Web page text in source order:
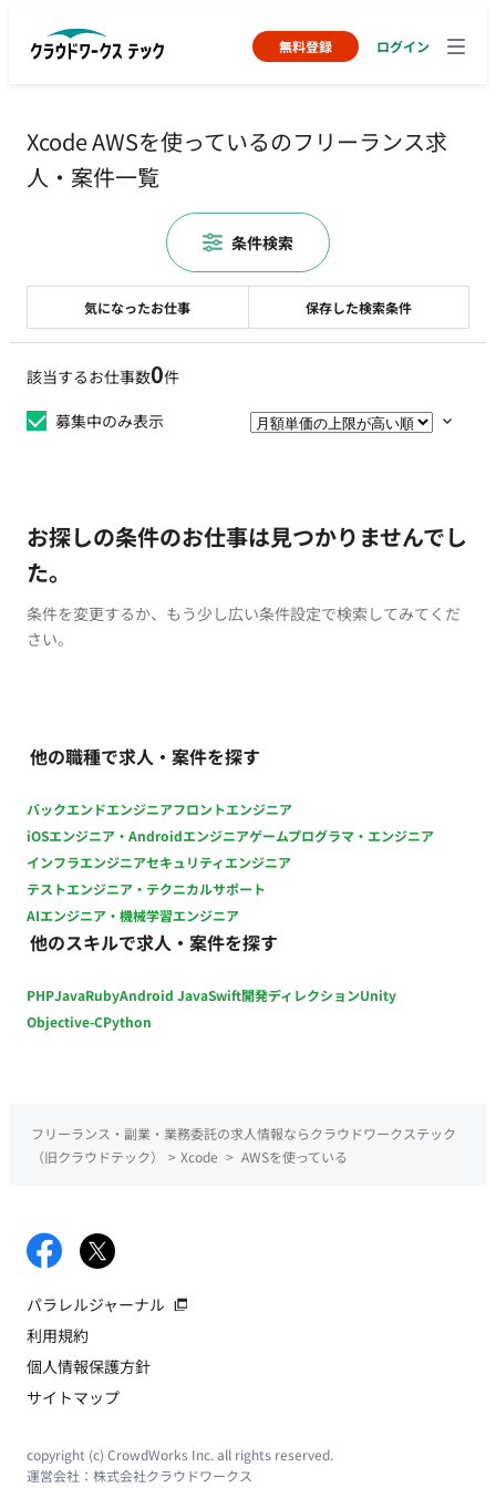
無料登録 ログイン
Xcode AWSを使っているのフリーランス求
人・案件一覧
該当するお仕事数0件
募集中のみ表示
お探しの条件のお仕事は見つかりませんでし
た。
条件を変更するか、もう少し広い条件設定で検索してみてくだ
さい。
他の職種で求人・案件を探す
バックエンドエンジニアフロントエンジニア
iOSエンジニア・Androidエンジニアゲームプログラマ・エンジニア
インフラエンジニアセキュリティエンジニア
テストエンジニア・テクニカルサポート
AIエンジニア・機械学習エンジニア
他のスキルで求人・案件を探す
PHPJavaRubyAndroid JavaSwift開発ディレクションUnity
Objective-CPython
気になったお仕事 保存した検索条件
条件検索
フリーランス・副業・業務委託の求人情報ならクラウドワークステック
（旧クラウドテック）
> Xcode > AWSを使っている
パラレルジャーナル
利用規約
個人情報保護方針
サイトマップ
copyright (c) CrowdWorks Inc. all rights reserved.
運営会社： 株式会社クラウドワークス